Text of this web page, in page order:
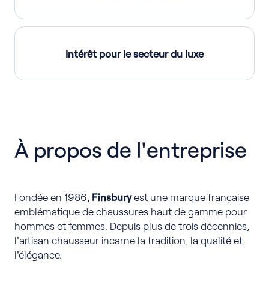
Intérêt pour le secteur du luxe
À propos de l'entreprise
Fondée en 1986, Finsburyest une marque française
emblématique de chaussures haut de gamme pour
hommes et femmes. Depuis plus de trois décennies,
l'artisan chausseur incarne la tradition, la qualité et
l'élégance.